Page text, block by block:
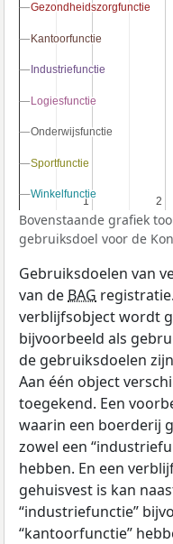
1
1 2
2
Gezondheidszorgfunctie
Gezondheidszorgfunctie
Kantoorfunctie
Kantoorfunctie
Industriefunctie
Industriefunctie
Logiesfunctie
Logiesfunctie
Onderwijsfunctie
Onderwijsfunctie
Sportfunctie
Sportfunctie
Winkelfunctie
Winkelfunctie
Bovenstaande grafiek
gebruiksdoel voor de
Gebruiksdoelen van
van de BAG
verblijfsobject wordt
bijvoorbeeld als
de gebruiksdoelen
Aan één object
toegekend. Een
waarin een boerderij
zowel een
hebben. En een
gehuisvest is kan
“industriefunctie”
“kantoorfunctie”